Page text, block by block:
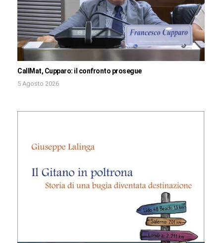
CallMat, Cupparo: il confronto prosegue
5 Agosto 2026